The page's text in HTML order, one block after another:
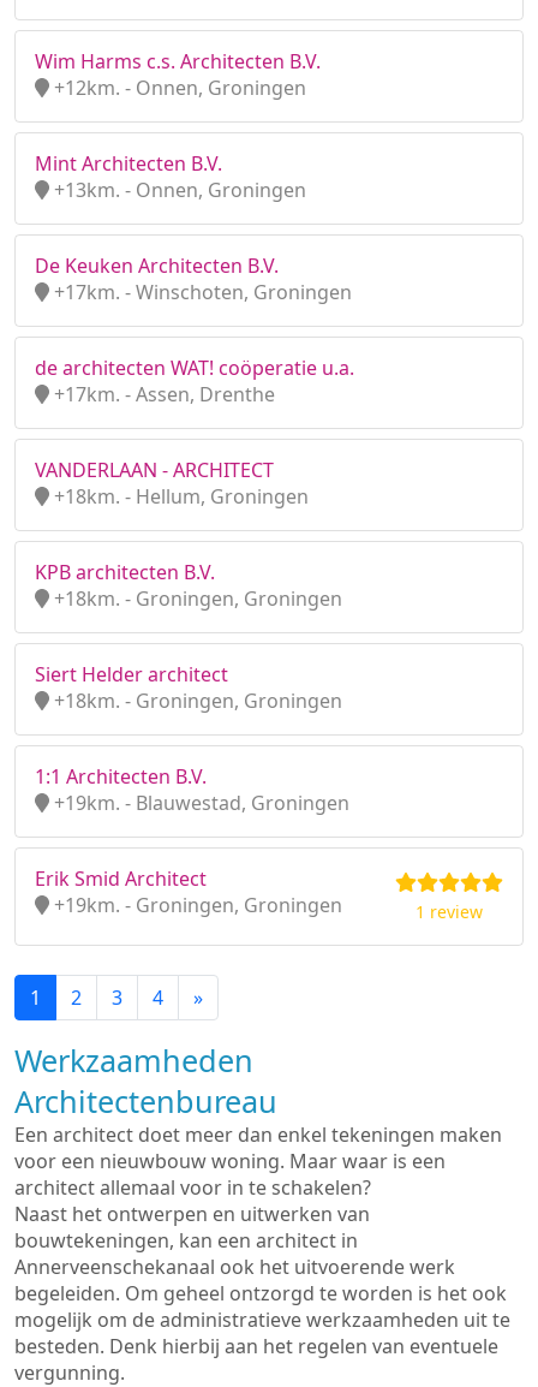
Wim Harms c.s. Architecten B.V.
+12km. - Onnen, Groningen
Mint Architecten B.V.
+13km. - Onnen, Groningen
De Keuken Architecten B.V.
+17km. - Winschoten, Groningen
de architecten WAT! coöperatie u.a.
+17km. - Assen, Drenthe
VANDERLAAN - ARCHITECT
+18km. - Hellum, Groningen
KPB architecten B.V.
+18km. - Groningen, Groningen
Siert Helder architect
+18km. - Groningen, Groningen
1:1 Architecten B.V.
+19km. - Blauwestad, Groningen
Erik Smid Architect
+19km. - Groningen, Groningen
1 review
1 2 3 4 »
Werkzaamheden
Architectenbureau
Een architect doet meer dan enkel tekeningen maken
voor een nieuwbouw woning. Maar waar is een
architect allemaal voor in te schakelen?
Naast het ontwerpen en uitwerken van
bouwtekeningen, kan een architect in
Annerveenschekanaal ook het uitvoerende werk
begeleiden. Om geheel ontzorgd te worden is het ook
mogelijk om de administratieve werkzaamheden uit te
besteden. Denk hierbij aan het regelen van eventuele
vergunning.